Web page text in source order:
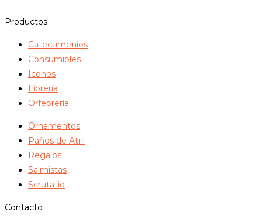
Productos
Catecumenios
Consumibles
Iconos
Librería
Orfebrería
Ornamentos
Paños de Atril
Regalos
Salmistas
Scrutatio
Contacto